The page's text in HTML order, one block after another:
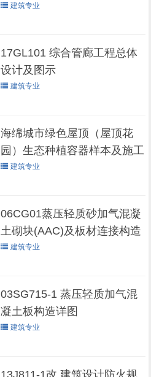
建筑专业
17GL101 综合管廊工程总体
设计及图示
建筑专业
海绵城市绿色屋顶（屋顶花
园）生态种植容器样本及施工
图纸建筑专业
06CG01蒸压轻质砂加气混凝
土砌块(AAC)及板材连接构造
建筑专业
03SG715-1 蒸压轻质加气混
凝土板构造详图
建筑专业
13J811-1改 建筑设计防火规